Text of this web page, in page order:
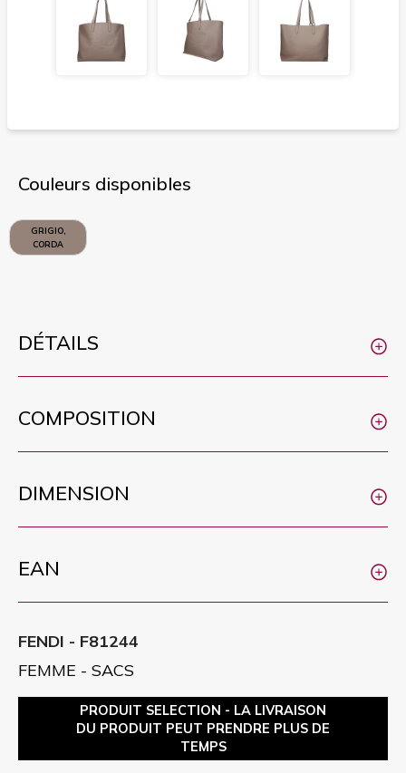
Couleurs disponibles
GRIGIO,
CORDA
DÉTAILS
COMPOSITION
DIMENSION
EAN
FENDI - F81244
FEMME - SACS
PRODUIT SELECTION - LA LIVRAISON
DU PRODUIT PEUT PRENDRE PLUS DE
TEMPS